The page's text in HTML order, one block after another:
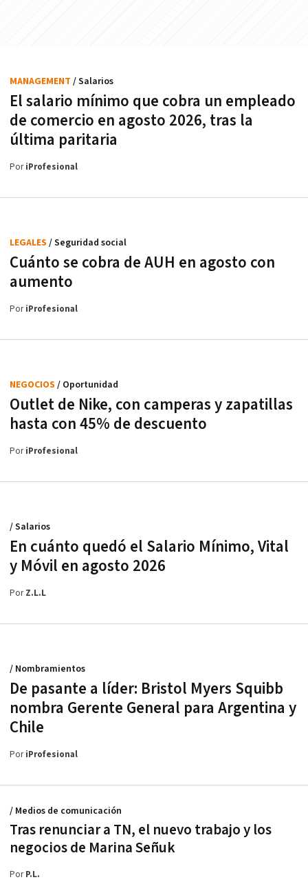
El salario mínimo que cobra un empleado
de comercio en agosto 2026, tras la
última paritaria
MANAGEMENT / Salarios
PoriProfesional
Cuánto se cobra de AUH en agosto con
aumento
LEGALES / Seguridad social
PoriProfesional
Outlet de Nike, con camperas y zapatillas
hasta con 45% de descuento
NEGOCIOS / Oportunidad
PoriProfesional
En cuánto quedó el Salario Mínimo, Vital
y Móvil en agosto 2026
/ Salarios
PorZ.L.L
De pasante a líder: Bristol Myers Squibb
nombra Gerente General para Argentina y
Chile
/ Nombramientos
PoriProfesional
Tras renunciar a TN, el nuevo trabajo y los
negocios de Marina Señuk
/ Medios de comunicación
PorP.L.